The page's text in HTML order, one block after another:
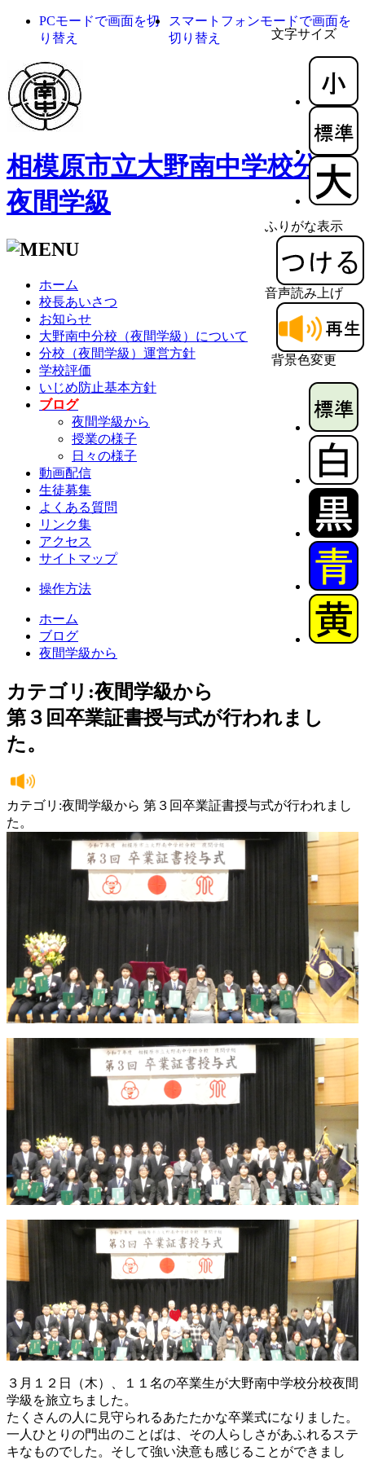
文字サイズ
ふりがな表示
音声読み上げ
背景色変更
PCモードで画面を切
り替え
スマートフォンモードで画面を
切り替え
相模原市立大野南中学校分校
夜間学級
ホーム
校長あいさつ
お知らせ
大野南中分校（夜間学級）について
分校（夜間学級）運営方針
学校評価
いじめ防止基本方針
ブログ
夜間学級から
授業の様子
日々の様子
動画配信
生徒募集
よくある質問
リンク集
アクセス
サイトマップ
操作方法
ホーム
ブログ
夜間学級から
カテゴリ:夜間学級から
第３回卒業証書授与式が行われまし
た。
カテゴリ:夜間学級から 第３回卒業証書授与式が行われまし
た。
３月１２日（木）、１１名の卒業生が大野南中学校分校夜間
学級を旅立ちました。
たくさんの人に見守られるあたたかな卒業式になりました。
一人ひとりの門出のことばは、その人らしさがあふれるステ
キなものでした。そして強い決意も感じることができまし